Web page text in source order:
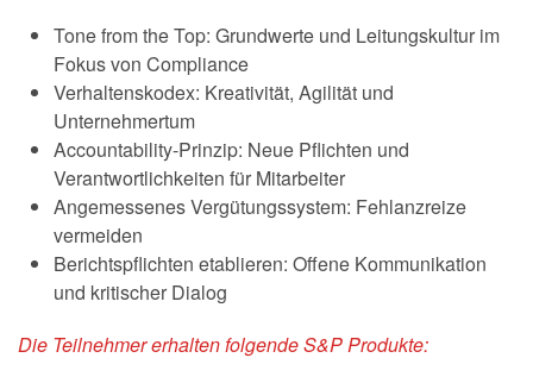
Tone from the Top: Grundwerte und Leitungskultur im
Fokus von Compliance
Verhaltenskodex: Kreativität, Agilität und
Unternehmertum
Accountability-Prinzip: Neue Pflichten und
Verantwortlichkeiten für Mitarbeiter
Angemessenes Vergütungssystem: Fehlanzreize
vermeiden
Berichtspflichten etablieren: Offene Kommunikation
und kritischer Dialog
Die Teilnehmer erhalten folgende S&P Produkte: